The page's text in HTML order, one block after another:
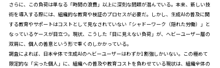
さらに、この負荷は単なる「時間の浪費」以上に深刻な問題が潜んでいる。本来、新しい技
術を導入する際には、組織的な教育や検証のプロセスが必要だ。しかし、生成AIの普及に関
する教育やサポートはコストとして見なされていない「シャドーワーク（隠れた労働）」と
なっているケースが目立つ。現状、こうした「目に見えない負荷」が、ヘビーユーザー層の
双肩に、個人の善意という形で重くのしかかっている。
調査によれば、日本全体で生成AIのヘビーユーザーはわずか1割強しかいない。この極めて
限定的な「尖った個人」に、組織への普及や教育コストを負わせている現状は、組織全体の